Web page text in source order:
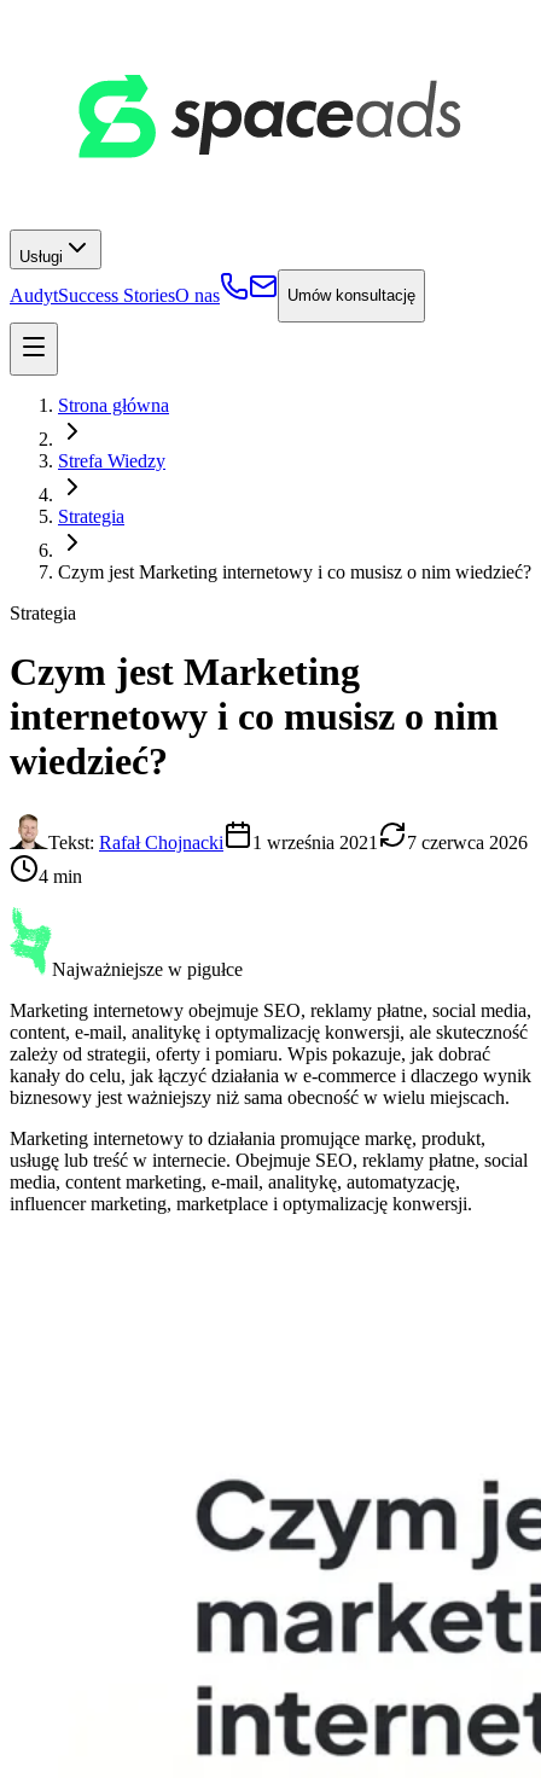
Usługi
AudytSuccess StoriesO nas Umów konsultację
Strona główna
Strefa Wiedzy
Strategia
Czym jest Marketing internetowy i co musisz o nim wiedzieć?
Strategia
Czym jest Marketing
internetowy i co musisz o nim
wiedzieć?
Tekst: Rafał Chojnacki 1 września 2021
7 czerwca 2026
4 min
Najważniejsze w pigułce
Marketing internetowy obejmuje SEO, reklamy płatne, social media,
content, e-mail, analitykę i optymalizację konwersji, ale skuteczność
zależy od strategii, oferty i pomiaru. Wpis pokazuje, jak dobrać
kanały do celu, jak łączyć działania w e-commerce i dlaczego wynik
biznesowy jest ważniejszy niż sama obecność w wielu miejscach.
Marketing internetowy to działania promujące markę, produkt,
usługę lub treść w internecie. Obejmuje SEO, reklamy płatne, social
media, content marketing, e-mail, analitykę, automatyzację,
influencer marketing, marketplace i optymalizację konwersji.